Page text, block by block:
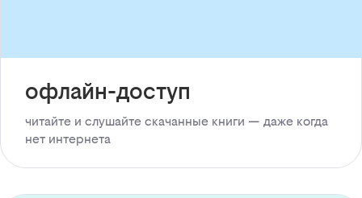
офлайн-доступ
читайте и слушайте скачанные книги — даже когда
нет интернета